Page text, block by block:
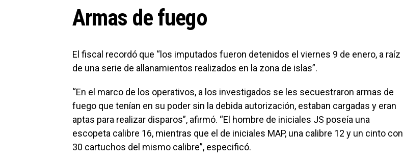
Armas de fuego
El fiscal recordó que “los imputados fueron detenidos el viernes 9 de enero, a raíz
de una serie de allanamientos realizados en la zona de islas”.
“En el marco de los operativos, a los investigados se les secuestraron armas de
fuego que tenían en su poder sin la debida autorización, estaban cargadas y eran
aptas para realizar disparos”, afirmó. “El hombre de iniciales JS poseía una
escopeta calibre 16, mientras que el de iniciales MAP, una calibre 12 y un cinto con
30 cartuchos del mismo calibre”, especificó.